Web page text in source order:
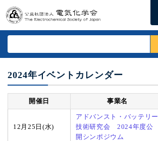
2024年イベントカレンダー
開催日 事業名
12月25日(水)
アドバンスト・バッテリー
技術研究会 2024年度公
開シンポジウム